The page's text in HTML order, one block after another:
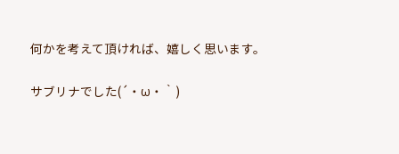
何かを考えて頂ければ、嬉しく思います。
サブリナでした(´・ω・｀)